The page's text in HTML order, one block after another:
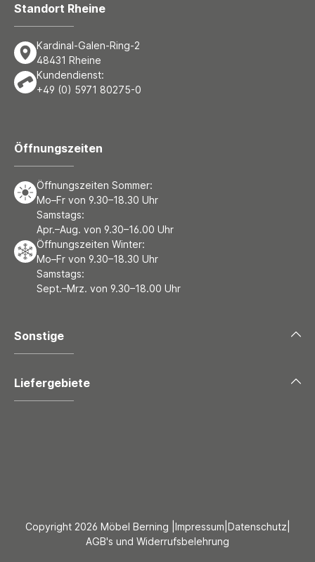
Standort Rheine
Kardinal-Galen-Ring-2
48431 Rheine
Kundendienst:
+49 (0) 5971 80275-0
Öffnungszeiten
Öffnungszeiten Sommer:
Mo–Fr von 9.30–18.30 Uhr
Samstags:
Apr.–Aug. von 9.30–16.00 Uhr
Öffnungszeiten Winter:
Mo–Fr von 9.30–18.30 Uhr
Samstags:
Sept.–Mrz. von 9.30–18.00 Uhr
Sonstige
Liefergebiete
Copyright 2026 Möbel Berning | Impressum Datenschutz
AGB's und Widerrufsbelehrung